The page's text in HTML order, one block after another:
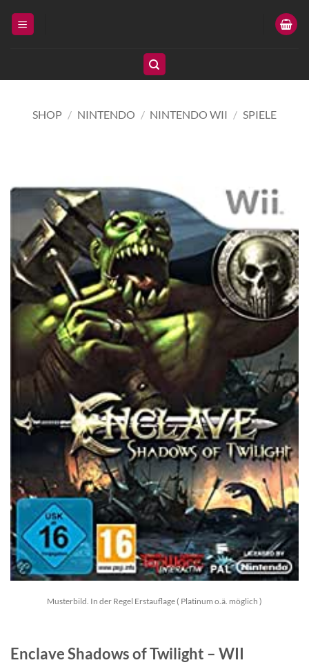
Inhalt
SHOP / NINTENDO / NINTENDO WII / SPIELE
Musterbild. In der Regel Erstauflage ( Platinum o.ä. möglich )
Enclave Shadows of Twilight – WII